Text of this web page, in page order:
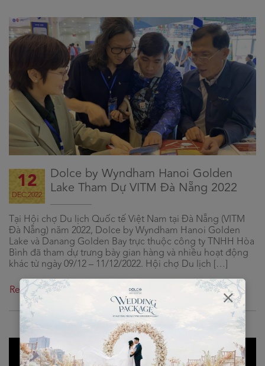
12
DEC,2022
Dolce by Wyndham Hanoi Golden
Lake Tham Dự VITM Đà Nẵng 2022
Tại Hội chợ Du lịch Quốc tế Việt Nam tại Đà Nẵng (VITM
Đà Nẵng) năm 2022, Dolce by Wyndham Hanoi Golden
Lake và Danang Golden Bay trực thuộc công ty TNHH Hòa
Bình đã tham dự trưng bày gian hàng và nhiều hoạt động
khác từ ngày 09/12 – 11/12/2022. Hội chợ Du lịch […]
Read more